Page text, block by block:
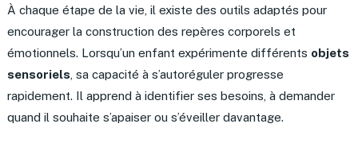
À chaque étape de la vie, il existe des outils adaptés pour
encourager la construction des repères corporels et
émotionnels. Lorsqu’un enfant expérimente différents objets
sensoriels , sa capacité à s’autoréguler progresse
rapidement. Il apprend à identifier ses besoins, à demander
quand il souhaite s’apaiser ou s’éveiller davantage.